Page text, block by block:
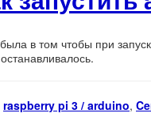
в том чтобы при
raspberry pi 3 / arduino,